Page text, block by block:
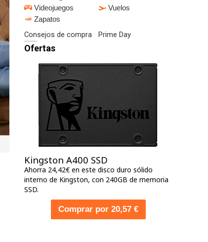
Videojuegos
Vuelos
Zapatos
Consejos de compra Prime Day
Ofertas
Kingston A400 SSD
Ahorra 24,42€ en este disco duro sólido
interno de Kingston, con 240GB de memoria
SSD.
Comprar por 20,57 €